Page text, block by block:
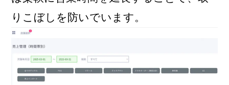
りこぼしを防いでいます。